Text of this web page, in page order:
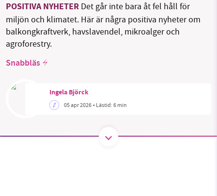
OM OSS
POSITIVA NYHETER Det går inte bara åt fel håll för
miljön och klimatet. Här är några positiva nyheter om
balkongkraftverk, havslavendel, mikroalger och
agroforestry.
Snabbläs
Ingela Björck
05 apr 2026• Lästid:6 min
starten 2010 har vår ideella redaktion drivit